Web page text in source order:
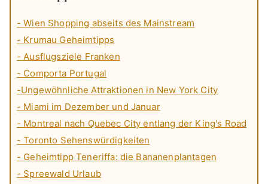
- Wien Shopping abseits des Mainstream
- Krumau Geheimtipps
- Ausflugsziele Franken
- Comporta Portugal
-Ungewöhnliche Attraktionen in New York City
- Miami im Dezember und Januar
- Montreal nach Quebec City entlang der King's Road
- Toronto Sehenswürdigkeiten
- Geheimtipp Teneriffa: die Bananenplantagen
- Spreewald Urlaub